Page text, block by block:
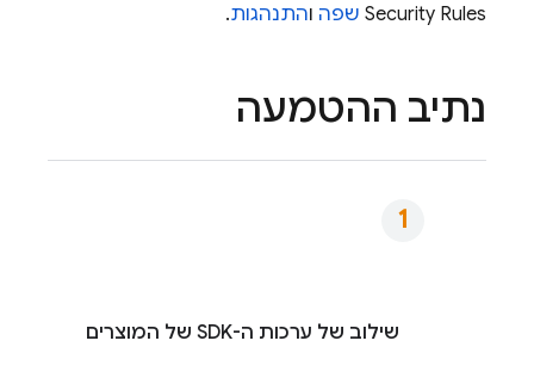
Security Rules שפה והתנהגות.
נתיב ההטמעה
שילוב של ערכות ה-SDK של המוצרים